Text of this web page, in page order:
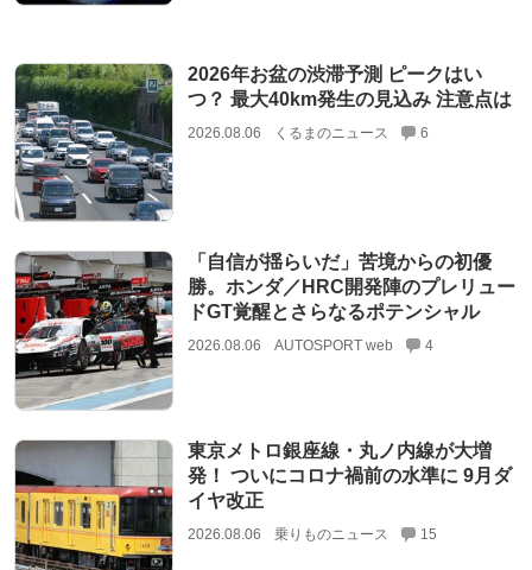
2026年お盆の渋滞予測 ピークはい
つ？ 最大40km発生の見込み 注意点は
2026.08.06 くるまのニュース 6
「自信が揺らいだ」苦境からの初優
勝。ホンダ／HRC開発陣のプレリュー
ドGT覚醒とさらなるポテンシャル
2026.08.06 AUTOSPORT web 4
東京メトロ銀座線・丸ノ内線が大増
発！ ついにコロナ禍前の水準に 9月ダ
イヤ改正
2026.08.06 乗りものニュース 15